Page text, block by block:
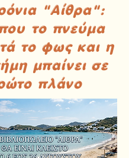
"Αίθρα":
το πνεύμα
το φως και η
μπαίνει σε
πλάνο